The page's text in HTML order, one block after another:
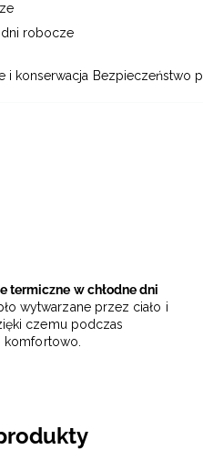
i konserwacja Bezpieczeństwo
termiczne w chłodne dni
wytwarzane przez ciało i
czemu podczas
komfortowo.
robocze